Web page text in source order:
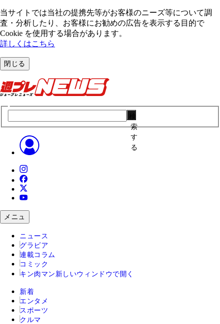
当サイトでは当社の提携先等がお客様のニーズ等について調
査・分析したり、お客様にお勧めの広告を表⽰する⽬的で
Cookie を使⽤する場合があります。
詳しくはこちら
閉じる
索
す
る
メニュ
ニュース
グラビア
連載コラム
コミック
キン肉マン 新しいウィンドウで開く
新着
エンタメ
スポーツ
クルマ